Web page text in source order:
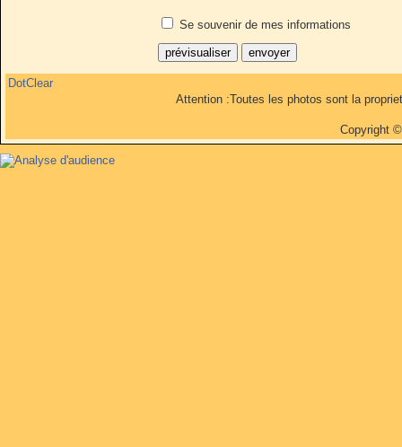
Se souvenir de mes informations
DotClear
Attention :Toutes les photos sont la
Copyright